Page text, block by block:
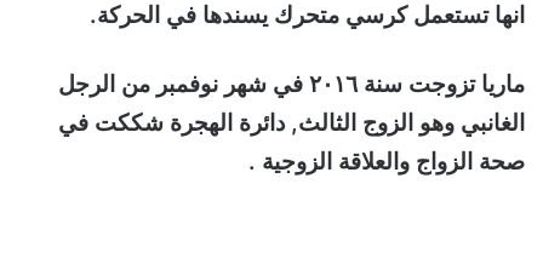
انها تستعمل كرسي متحرك يسندها في الحركة.
ماريا تزوجت سنة ٢٠١٦ في شهر نوفمبر من الرجل
الغانبي وهو الزوج الثالث, دائرة الهجرة شككت في
صحة الزواج والعلاقة الزوجية .